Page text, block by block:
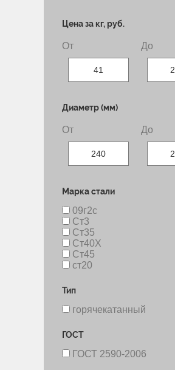
Цена за кг, руб.
От До
Диаметр (мм)
От До
Марка стали
09г2с
Ст3
Ст35
Ст40Х
Ст45
ст20
Тип
горячекатанный
ГОСТ
ГОСТ 2590-2006